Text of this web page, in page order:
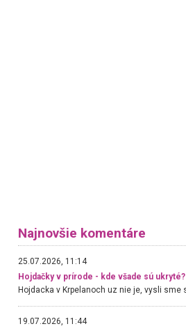
Najnovšie komentáre
25.07.2026, 11:14
Hojdačky v prírode - kde všade sú ukryté?
19.07.2026, 11:44